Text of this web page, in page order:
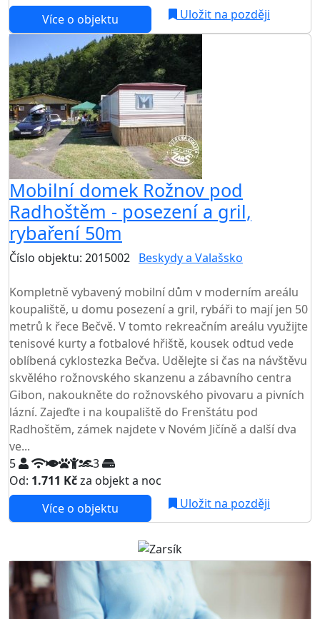
Více o objektu Uložit na později
Mobilní domek Rožnov pod
Radhoštěm - posezení a gril,
rybaření 50m
Číslo objektu: 2015002 Beskydy a Valašsko
Kompletně vybavený mobilní dům v moderním areálu
koupaliště, u domu posezení a gril, rybáři to mají jen 50
metrů k řece Bečvě. V tomto rekreačním areálu využijte
tenisové kurty a fotbalové hřiště, kousek odtud vede
oblíbená cyklostezka Bečva. Udělejte si čas na návštěvu
skvělého rožnovského skanzenu a zábavního centra
Gibon, nakoukněte do rožnovského pivovaru a pivních
lázní. Zajeďte i na koupaliště do Frenštátu pod
Radhoštěm, zámek najdete v Novém Jičíně a další dva
ve...
5
3
Od: 1.711 Kčza objekt a noc
Více o objektu
Uložit na později